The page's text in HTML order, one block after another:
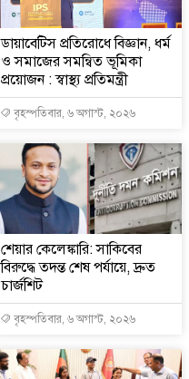
ডায়াবেটিস প্রতিরোধে বিজ্ঞান, ধর্ম
ও সমাজের সমন্বিত ভূমিকা
প্রয়োজন : স্বাস্থ্য প্রতিমন্ত্রী
বৃহস্পতিবার, ৬ অগাস্ট, ২০২৬
শেয়ার কেলেঙ্কারি: সাকিবের
বিরুদ্ধে তদন্ত শেষ পর্যায়ে, দ্রুত
চার্জশিট
বৃহস্পতিবার, ৬ অগাস্ট, ২০২৬